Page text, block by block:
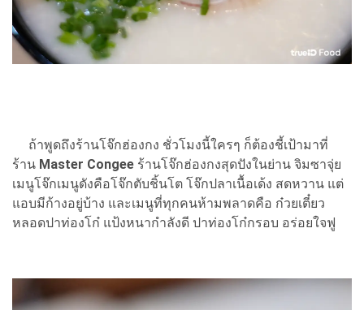
ถ้าพูดถึงร้านโจ๊กฮ่องกง ชั่วโมงนี้ใครๆ ก็ต้องชี้เป้ามาที่
ร้าน Master Congee ร้านโจ๊กฮ่องกงสุดปังในย่าน จิมซาจุ่ย
เมนูโจ๊กเมนูดังคือโจ๊กตับชิ้นโต โจ๊กปลาเนื้อเด้ง สดหวาน แต่
แอบมีก้างอยู่บ้าง และเมนูที่ทุกคนห้ามพลาดคือ ก๋วยเตี๋ยว
หลอดปาท่องโก๋ แป้งหนากำลังดี ปาท่องโก๋กรอบ อร่อยใจฟู